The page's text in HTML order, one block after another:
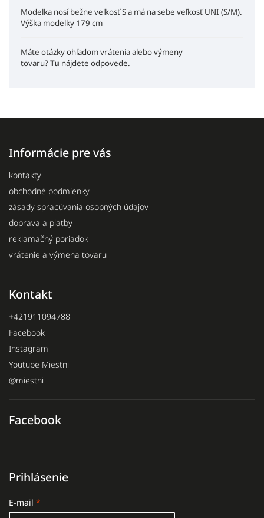
Modelka nosí bežne veľkosť S a má na sebe veľkosť UNI (S/M).
Výška modelky 179 cm
Máte otázky ohľadom vrátenia alebo výmeny
tovaru?Tu nájdete odpovede.
Informácie pre vás
kontakty
obchodné podmienky
zásady spracúvania osobných údajov
doprava a platby
reklamačný poriadok
vrátenie a výmena tovaru
Kontakt
+421911094788
Facebook
Instagram
Youtube Miestni
@miestni
Facebook
Prihlásenie
E-mail